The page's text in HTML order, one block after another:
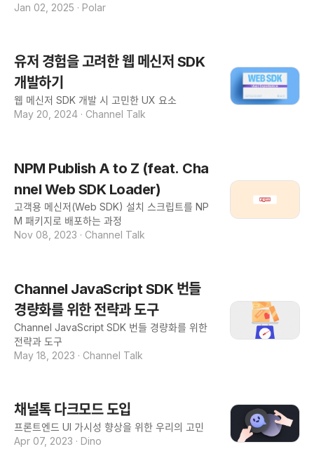
Jan 02, 2025 · Polar
유저 경험을 고려한 웹 메신저 SDK
개발하기
웹 메신저 SDK 개발 시 고민한 UX 요소
May 20, 2024 · Channel Talk
NPM Publish A to Z (feat. Cha
nnel Web SDK Loader)
고객용 메신저(Web SDK) 설치 스크립트를 NP
M 패키지로 배포하는 과정
Nov 08, 2023 · Channel Talk
Channel JavaScript SDK 번들
경량화를 위한 전략과 도구
Channel JavaScript SDK 번들 경량화를 위한
전략과 도구
May 18, 2023 · Channel Talk
채널톡 다크모드 도입
프론트엔드 UI 가시성 향상을 위한 우리의 고민
Apr 07, 2023 · Dino